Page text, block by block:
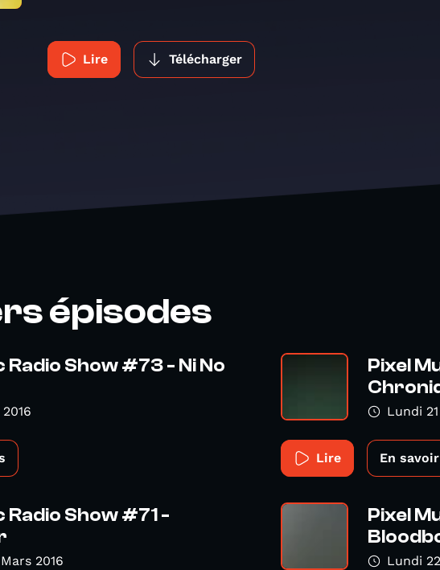
Lire Télécharger
épisodes
Radio Show #73 - Ni No
Pixel
Lundi
Lire En
Radio Show #71 -
2016
Pixel
Lundi